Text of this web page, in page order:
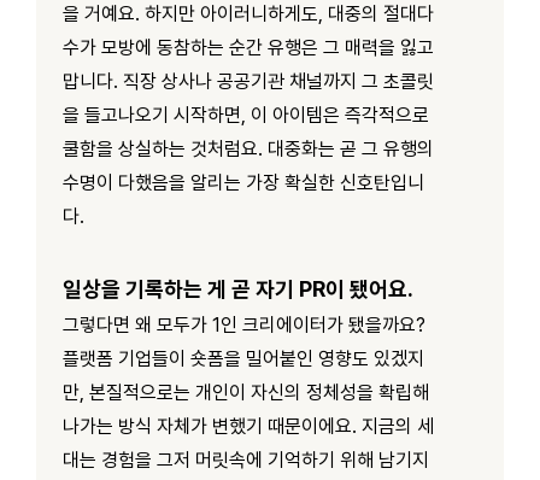
을 거예요. 하지만 아이러니하게도, 대중의 절대다
수가 모방에 동참하는 순간 유행은 그 매력을 잃고
맙니다. 직장 상사나 공공기관 채널까지 그 초콜릿
을 들고나오기 시작하면, 이 아이템은 즉각적으로
쿨함을 상실하는 것처럼요. 대중화는 곧 그 유행의
수명이 다했음을 알리는 가장 확실한 신호탄입니
다.
일상을 기록하는 게 곧 자기 PR이 됐어요.
그렇다면 왜 모두가 1인 크리에이터가 됐을까요?
플랫폼 기업들이 숏폼을 밀어붙인 영향도 있겠지
만, 본질적으로는 개인이 자신의 정체성을 확립해
나가는 방식 자체가 변했기 때문이에요. 지금의 세
대는 경험을 그저 머릿속에 기억하기 위해 남기지